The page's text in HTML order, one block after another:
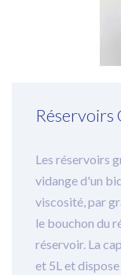
Réservoirs
Les réservoirs
vidange d'un
viscosité, par
le bouchon du
réservoir. La
et 5L et